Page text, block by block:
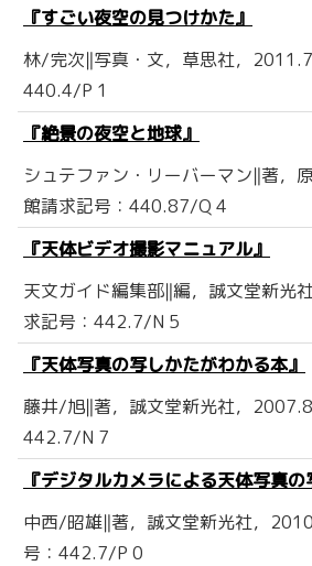
『すごい夜空の見つけかた』
林/完次‖写真・文，草思社，
440.4/P 1
『絶景の夜空と地球』
シュテファン・リーバーマン‖著，
館請求記号：440.87/Q 4
『天体ビデオ撮影マニュアル』
天文ガイド編集部‖編，誠文堂新光
求記号：442.7/N 5
『天体写真の写しかたがわかる本』
藤井/旭‖著，誠文堂新光社，
442.7/N 7
『デジタルカメラによる天体写真の
中西/昭雄‖著，誠文堂新光社，
号：442.7/P 0